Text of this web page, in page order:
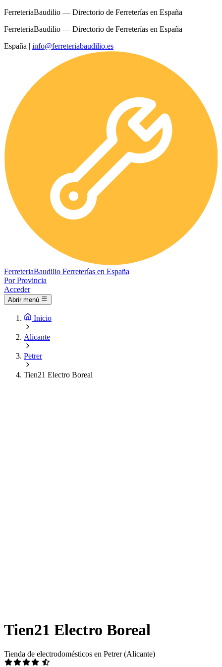
FerreteriaBaudilio — Directorio de Ferreterías en España
FerreteriaBaudilio — Directorio de Ferreterías en España
España | info@ferreteriabaudilio.es
FerreteriaBaudilio Ferreterías en España
Por Provincia
Acceder
Abrir menú
Inicio
Alicante
Petrer
Tien21 Electro Boreal
Tien21 Electro Boreal
Tienda de electrodomésticos en Petrer (Alicante)